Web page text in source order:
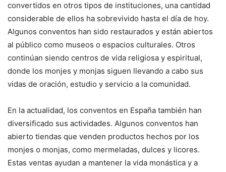
convertidos en otros tipos de instituciones, una cantidad
considerable de ellos ha sobrevivido hasta el día de hoy.
Algunos conventos han sido restaurados y están abiertos
al público como museos o espacios culturales. Otros
continúan siendo centros de vida religiosa y espiritual,
donde los monjes y monjas siguen llevando a cabo sus
vidas de oración, estudio y servicio a la comunidad.
En la actualidad, los conventos en España también han
diversificado sus actividades. Algunos conventos han
abierto tiendas que venden productos hechos por los
monjes o monjas, como mermeladas, dulces y licores.
Estas ventas ayudan a mantener la vida monástica y a